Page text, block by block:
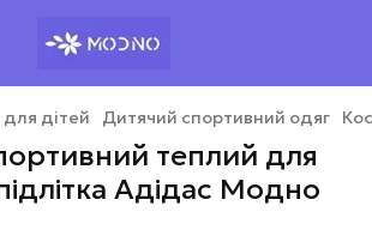
дітей Дитячий спортивний одяг
теплий для
Адідас Модно